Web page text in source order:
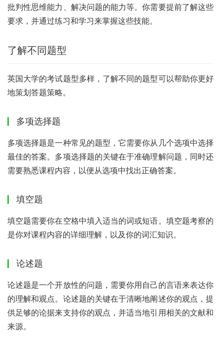
批判性思维能力、解决问题的能力等。你需要提前了解这些
要求，并通过练习和学习来掌握这些技能。
了解不同题型
英国大学的考试题型多样，了解不同的题型可以帮助你更好
地策划答题策略。
多项选择题
多项选择题是一种常见的题型，它需要你从几个选项中选择
最佳的答案。多项选择题的关键在于准确理解问题，同时还
需要熟悉课程内容，以便从选项中找出正确答案。
填空题
填空题需要你在空格中填入适当的词或短语。填空题考察的
是你对课程内容的详细理解，以及你的词汇知识。
论述题
论述题是一个开放性的问题，需要你用自己的言语来表达你
的理解和观点。论述题的关键在于清晰地阐述你的观点，提
供足够的论据来支持你的观点，并适当地引用相关的文献和
来源。